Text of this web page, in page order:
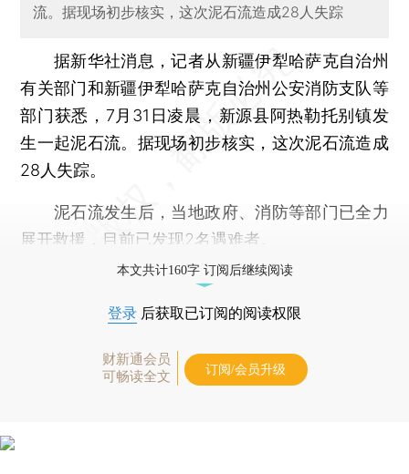
流。据现场初步核实，这次泥石流造成28人失踪
据新华社消息，记者从新疆伊犁哈萨克自治州
有关部门和新疆伊犁哈萨克自治州公安消防支队等
部门获悉，7月31日凌晨，新源县阿热勒托别镇发
生一起泥石流。据现场初步核实，这次泥石流造成
28人失踪。
泥石流发生后，当地政府、消防等部门已全力
展开救援，目前已发现2名遇难者。
本文共计160字 订阅后继续阅读
登录 后获取已订阅的阅读权限
财新通会员
可畅读全文
订阅/会员升级